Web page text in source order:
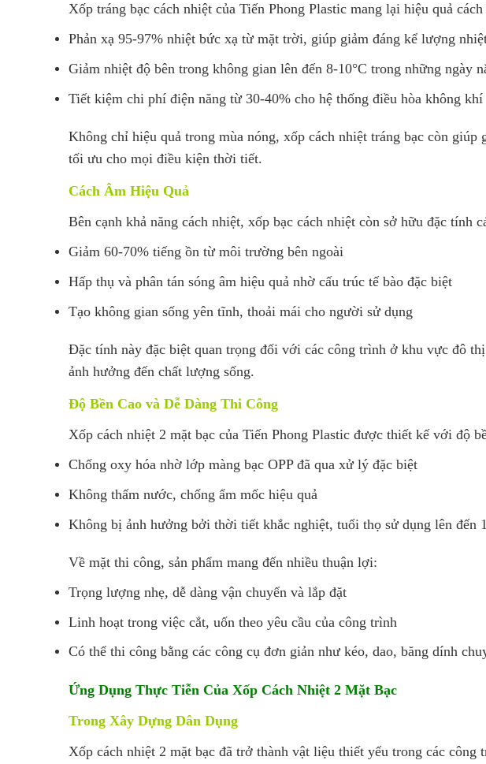
Xốp tráng bạc cách nhiệt của Tiến Phong Plastic mang lại hiệu quả
Phản xạ 95-97% nhiệt bức xạ từ mặt trời, giúp giảm đáng kể lượng
Giảm nhiệt độ bên trong không gian lên đến 8-10°C trong những ngày
Tiết kiệm chi phí điện năng từ 30-40% cho hệ thống điều hòa không khí
Không chỉ hiệu quả trong mùa nóng, xốp cách nhiệt tráng bạc còn
tối ưu cho mọi điều kiện thời tiết.
Cách Âm Hiệu Quả
Bên cạnh khả năng cách nhiệt, xốp bạc cách nhiệt còn sở hữu đặc tính
Giảm 60-70% tiếng ồn từ môi trường bên ngoài
Hấp thụ và phân tán sóng âm hiệu quả nhờ cấu trúc tế bào đặc biệt
Tạo không gian sống yên tĩnh, thoải mái cho người sử dụng
Đặc tính này đặc biệt quan trọng đối với các công trình ở khu vực đô
ảnh hưởng đến chất lượng sống.
Độ Bền Cao và Dễ Dàng Thi Công
Xốp cách nhiệt 2 mặt bạc của Tiến Phong Plastic được thiết kế với độ
Chống oxy hóa nhờ lớp màng bạc OPP đã qua xử lý đặc biệt
Không thấm nước, chống ẩm mốc hiệu quả
Không bị ảnh hưởng bởi thời tiết khắc nghiệt, tuổi thọ sử dụng lên đến
Về mặt thi công, sản phẩm mang đến nhiều thuận lợi:
Trọng lượng nhẹ, dễ dàng vận chuyển và lắp đặt
Linh hoạt trong việc cắt, uốn theo yêu cầu của công trình
Có thể thi công bằng các công cụ đơn giản như kéo, dao, băng dính
Ứng Dụng Thực Tiễn Của Xốp Cách Nhiệt 2 Mặt Bạc
Trong Xây Dựng Dân Dụng
Xốp cách nhiệt 2 mặt bạc đã trở thành vật liệu thiết yếu trong các